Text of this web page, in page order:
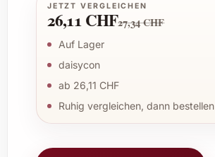
JETZT VERGLEICHEN
26,11 CHF27,34 CHF
Auf Lager
daisycon
ab 26,11 CHF
Ruhig vergleichen, dann bestellen